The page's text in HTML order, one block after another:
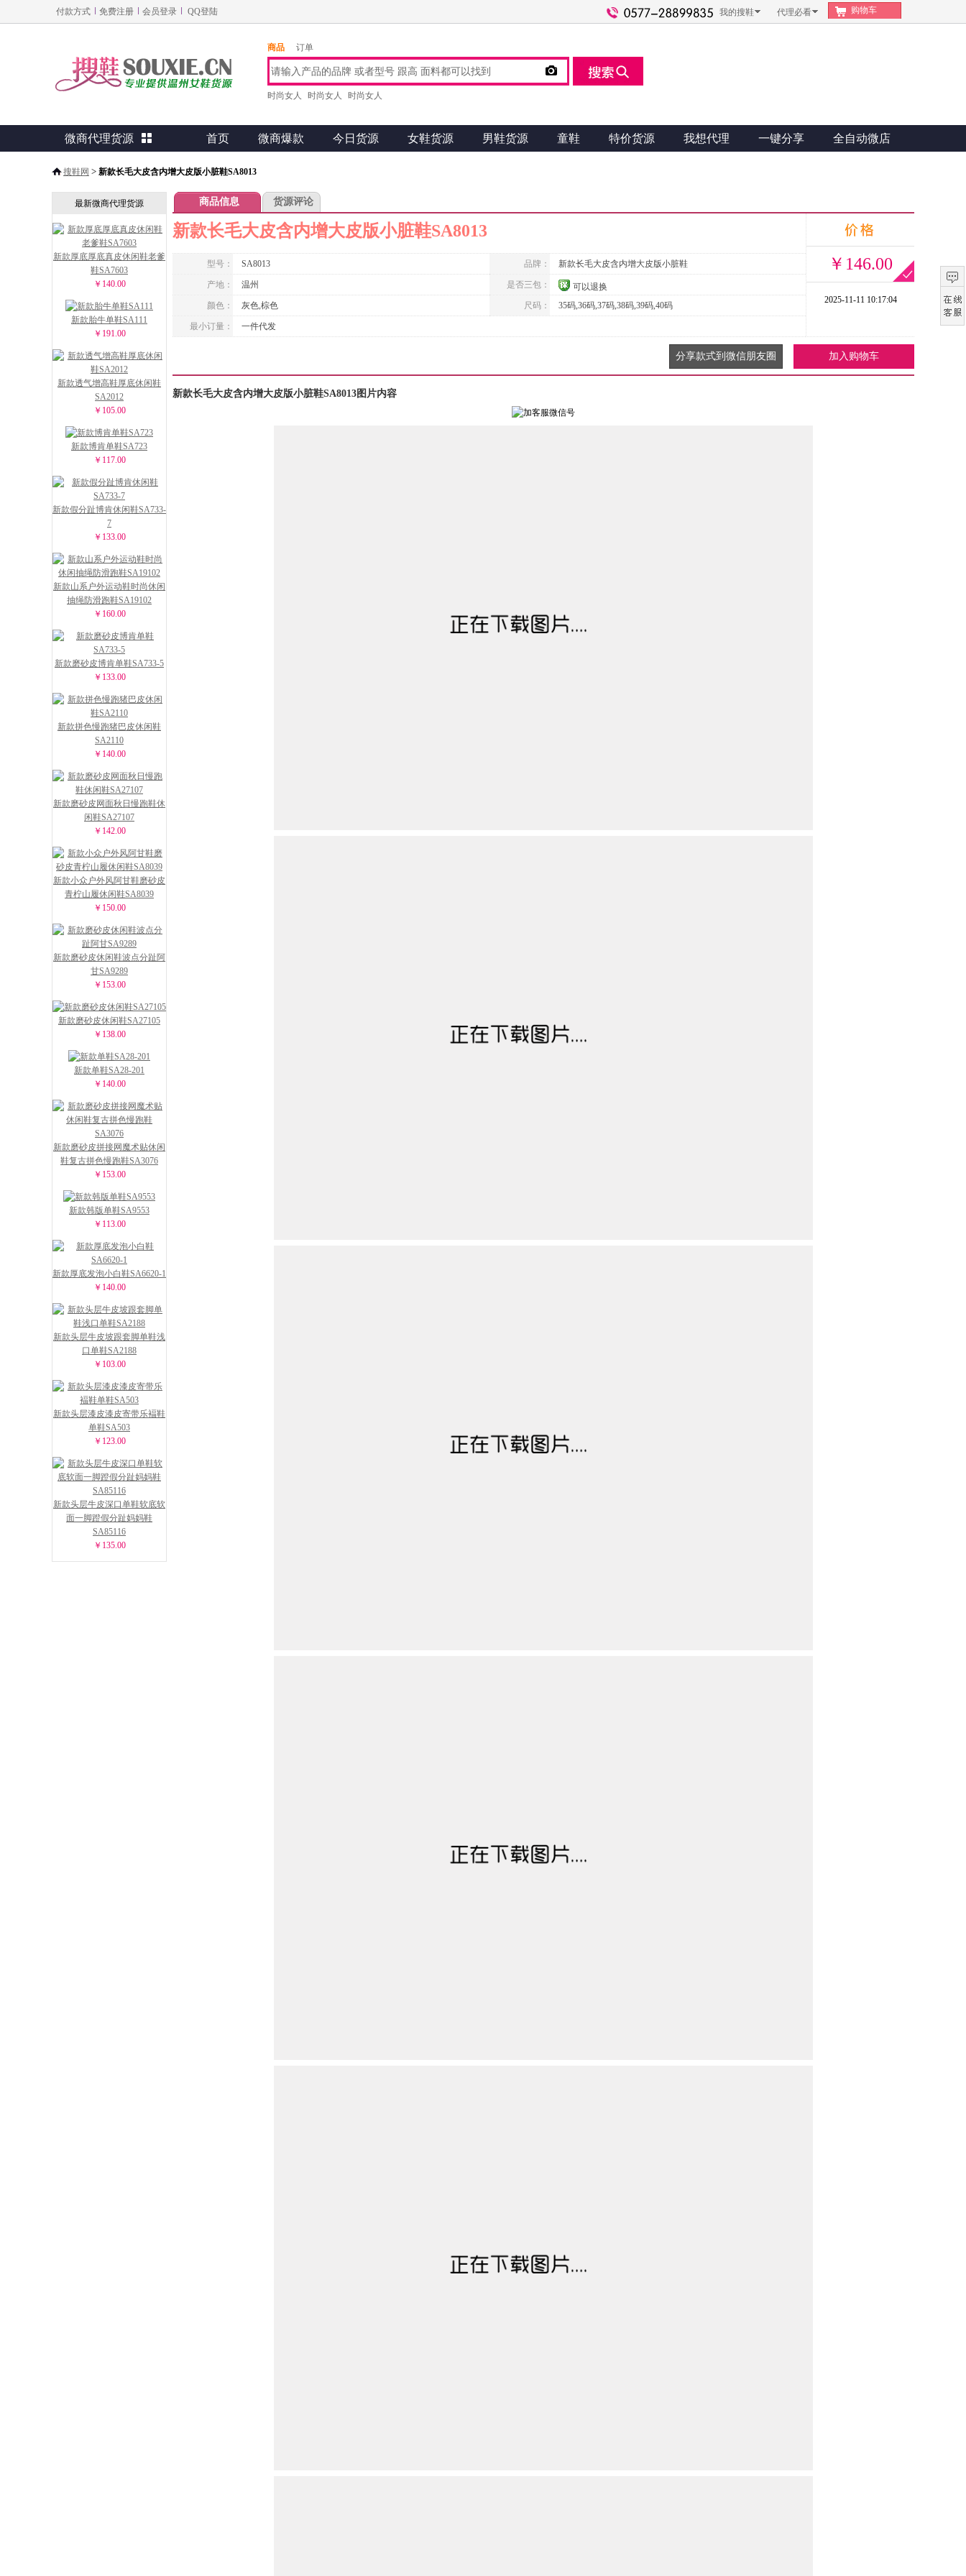
付款方式 免费注册 会员登录 QQ登陆 我的搜鞋 代理必看 购物车
商品 订单

时尚女人 时尚女人 时尚女人
微商代理货源  首页 微商爆款 今日货源 女鞋货源 男鞋货源 童鞋 特价货源 我想代理 一键分享 全自动微店
搜鞋网 > 新款长毛大皮含内增大皮版小脏鞋SA8013
最新微商代理货源
新款厚底厚底真皮休闲鞋老爹
鞋SA7603
￥140.00
新款胎牛单鞋SA111
￥191.00
新款透气增高鞋厚底休闲鞋
SA2012
￥105.00
新款博肯单鞋SA723
￥117.00
新款假分趾博肯休闲鞋SA733-
7
￥133.00
新款山系户外运动鞋时尚休闲
抽绳防滑跑鞋SA19102
￥160.00
新款磨砂皮博肯单鞋SA733-5
￥133.00
新款拼色慢跑猪巴皮休闲鞋
SA2110
￥140.00
新款磨砂皮网面秋日慢跑鞋休
闲鞋SA27107
￥142.00
新款小众户外风阿甘鞋磨砂皮
青柠山履休闲鞋SA8039
￥150.00
新款磨砂皮休闲鞋波点分趾阿
甘SA9289
￥153.00
新款磨砂皮休闲鞋SA27105
￥138.00
新款单鞋SA28-201
￥140.00
新款磨砂皮拼接网魔术贴休闲
鞋复古拼色慢跑鞋SA3076
￥153.00
新款韩版单鞋SA9553
￥113.00
新款厚底发泡小白鞋SA6620-1
￥140.00
新款头层牛皮坡跟套脚单鞋浅
口单鞋SA2188
￥103.00
新款头层漆皮漆皮寄带乐褔鞋
单鞋SA503
￥123.00
新款头层牛皮深口单鞋软底软
面一脚蹬假分趾妈妈鞋
SA85116
￥135.00
商品信息 货源评论
新款长毛大皮含内增大皮版小脏鞋SA8013
￥146.00
2025-11-11 10:17:04
型号： SA8013 品牌： 新款长毛大皮含内增大皮版小脏鞋
产地： 温州 是否三包：
可以退换
颜色：
灰色,棕色 尺码： 35码,36码,37码,38码,39码,40码
最小订量： 一件代发
加入购物车
分享款式到微信朋友圈
新款长毛大皮含内增大皮版小脏鞋SA8013图片内容